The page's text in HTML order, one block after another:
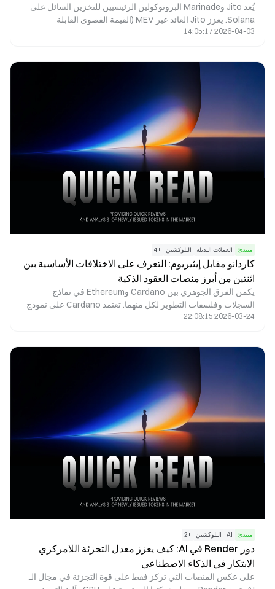
يُعد Jito وMarinade البروتوكولين الرئيسيين للتخزين السائل على
Solana. يعزز Jito العائد عبر MEV (القيمة القصوى القابلة
للاستخراج)، ويخدم المستخدمين الذين يبحثون عن عوائد مرتفعة.
2026-04-03 14:05:17
مبتدئ العملات البديلة البلوكشين +
4
كاردانو مقابل إيثيريوم: التعرف على الاختلافات الأساسية بين
اثنتين من أبرز منصات العقود الذكية
يكمن الفرق الجوهري بين Cardano وEthereum في نماذج
السجلات وفلسفات التطوير لكل منهما. تعتمد Cardano على نموذج
2026-03-24 22:08:15
مبتدئ AI البلوكشين +
2
دور Render في AI: كيف يعزز معدل التجزئة اللامركزي
الابتكار في الذكاء الاصطناعي
على عكس المنصات التي تركز فقط على قوة التجزئة في مجال الـ